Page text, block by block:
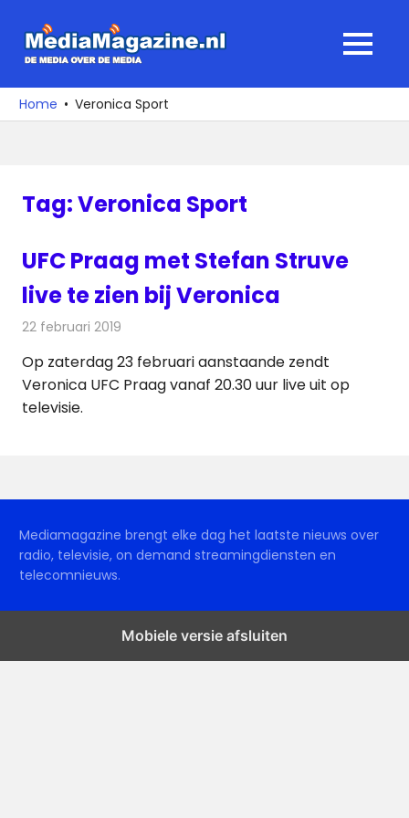
naar
media
over
MENU
Home Veronica Sport
Tag:Veronica Sport
UFC Praag met Stefan Struve
live te zien bij Veronica
22 februari 2019
Op zaterdag 23 februari aanstaande zendt
Veronica UFC Praag vanaf 20.30 uur live uit op
televisie.
Mediamagazine brengt elke dag het laatste nieuws over
radio, televisie, on demand streamingdiensten en
telecomnieuws.
Mobiele versie afsluiten